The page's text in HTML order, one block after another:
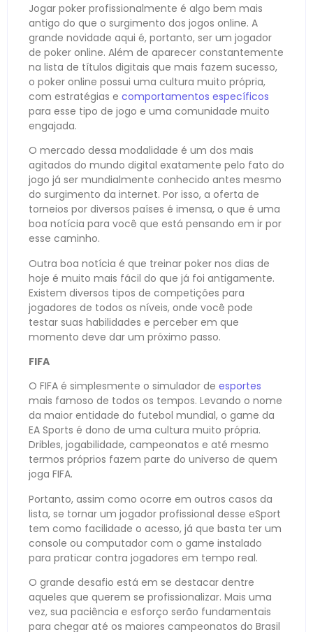
Jogar poker profissionalmente é algo bem mais
antigo do que o surgimento dos jogos online. A
grande novidade aqui é, portanto, ser um jogador
de poker online. Além de aparecer constantemente
na lista de títulos digitais que mais fazem sucesso,
o poker online possui uma cultura muito própria,
com estratégias e comportamentos específicos
para esse tipo de jogo e uma comunidade muito
engajada.
O mercado dessa modalidade é um dos mais
agitados do mundo digital exatamente pelo fato do
jogo já ser mundialmente conhecido antes mesmo
do surgimento da internet. Por isso, a oferta de
torneios por diversos países é imensa, o que é uma
boa notícia para você que está pensando em ir por
esse caminho.
Outra boa notícia é que treinar poker nos dias de
hoje é muito mais fácil do que já foi antigamente.
Existem diversos tipos de competições para
jogadores de todos os níveis, onde você pode
testar suas habilidades e perceber em que
momento deve dar um próximo passo.
FIFA
O FIFA é simplesmente o simulador de esportes
mais famoso de todos os tempos. Levando o nome
da maior entidade do futebol mundial, o game da
EA Sports é dono de uma cultura muito própria.
Dribles, jogabilidade, campeonatos e até mesmo
termos próprios fazem parte do universo de quem
joga FIFA.
Portanto, assim como ocorre em outros casos da
lista, se tornar um jogador profissional desse eSport
tem como facilidade o acesso, já que basta ter um
console ou computador com o game instalado
para praticar contra jogadores em tempo real.
O grande desafio está em se destacar dentre
aqueles que querem se profissionalizar. Mais uma
vez, sua paciência e esforço serão fundamentais
para chegar até os maiores campeonatos do Brasil